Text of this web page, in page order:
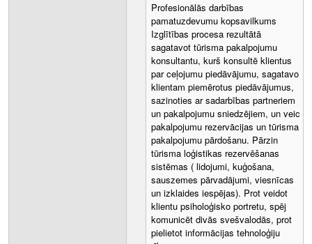
Profesionālās darbības
pamatuzdevumu kopsavilkums
Izglītības procesa rezultātā
sagatavot tūrisma pakalpojumu
konsultantu, kurš konsultē klientus
par ceļojumu piedāvājumu, sagatavo
klientam piemērotus piedāvājumus,
sazinoties ar sadarbības partneriem
un pakalpojumu sniedzējiem, un veic
pakalpojumu rezervācijas un tūrisma
pakalpojumu pārdošanu. Pārzin
tūrisma loģistikas rezervēšanas
sistēmas ( lidojumi, kuģošana,
sauszemes pārvadājumi, viesnīcas
un izklaides iespējas). Prot veidot
klientu psiholoģisko portretu, spēj
komunicēt divās svešvalodās, prot
pielietot informācijas tehnoloģiju